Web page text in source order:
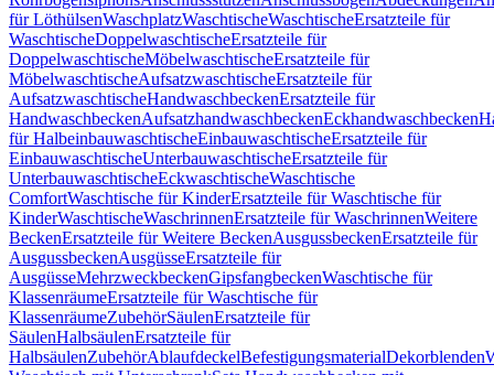
für LöthülsenWaschplatzWaschtischeWaschtischeErsatzteile für
WaschtischeDoppelwaschtischeErsatzteile für
DoppelwaschtischeMöbelwaschtischeErsatzteile für
MöbelwaschtischeAufsatzwaschtischeErsatzteile für
AufsatzwaschtischeHandwaschbeckenErsatzteile für
HandwaschbeckenAufsatzhandwaschbeckenEckhandwaschbecken
für HalbeinbauwaschtischeEinbauwaschtischeErsatzteile für
EinbauwaschtischeUnterbauwaschtischeErsatzteile für
UnterbauwaschtischeEckwaschtischeWaschtische
ComfortWaschtische für KinderErsatzteile für Waschtische für
KinderWaschtischeWaschrinnenErsatzteile für WaschrinnenWeitere
BeckenErsatzteile für Weitere BeckenAusgussbeckenErsatzteile für
AusgussbeckenAusgüsseErsatzteile für
AusgüsseMehrzweckbeckenGipsfangbeckenWaschtische für
KlassenräumeErsatzteile für Waschtische für
KlassenräumeZubehörSäulenErsatzteile für
SäulenHalbsäulenErsatzteile für
HalbsäulenZubehörAblaufdeckelBefestigungsmaterialDekorblenden